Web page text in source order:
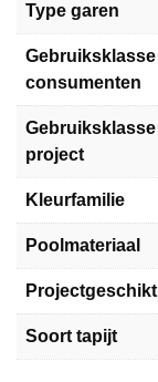
Type garen
Gebruiksklasse
consumenten
Gebruiksklasse
project
Kleurfamilie
Poolmateriaal
Projectgeschikt
Soort tapijt